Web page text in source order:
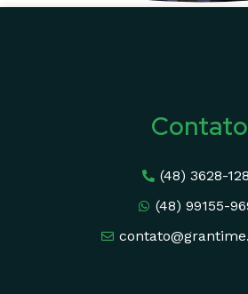
Contato
(48) 3628-
(48) 99155-